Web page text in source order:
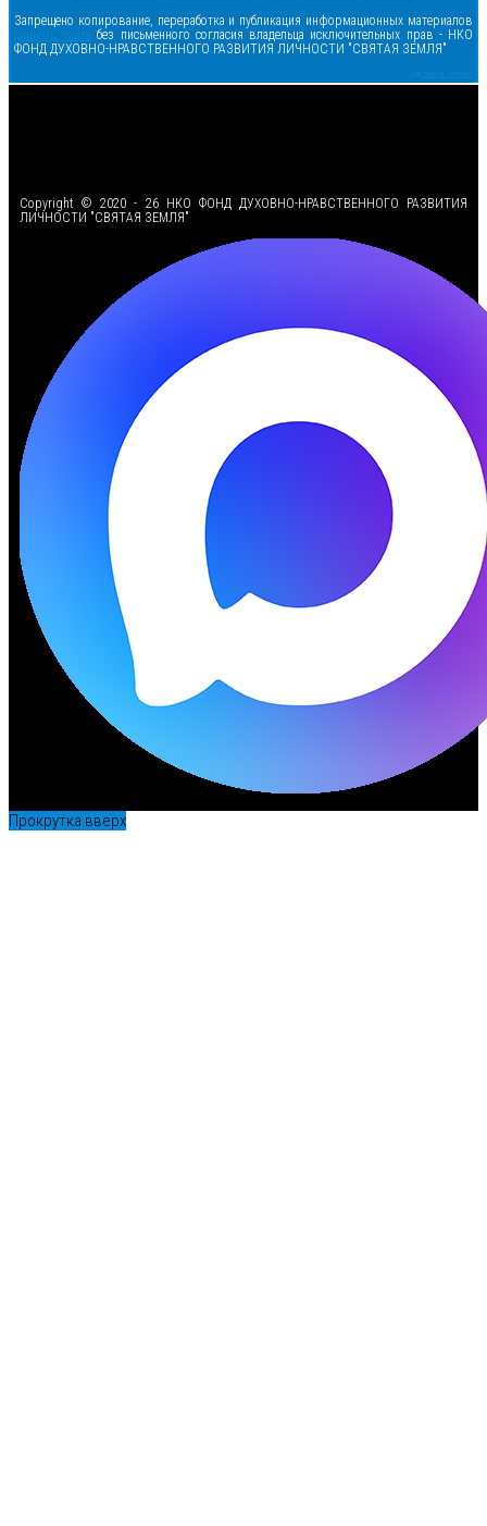
Запрещено копирование, переработка и публикация информационных материалов
данного сайта без письменного согласия владельца исключительных прав - НКО
ФОНД ДУХОВНО-НРАВСТВЕННОГО РАЗВИТИЯ ЛИЧНОСТИ "СВЯТАЯ ЗЕМЛЯ"
Сделано в samsite
Copyright © 2020 - 26 НКО ФОНД ДУХОВНО-НРАВСТВЕННОГО РАЗВИТИЯ
ЛИЧНОСТИ "СВЯТАЯ ЗЕМЛЯ"
Прокрутка вверх